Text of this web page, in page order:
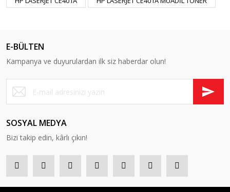
E-BÜLTEN
Kampanya ve duyurulardan ilk siz haberdar olun!
SOSYAL MEDYA
Bizi takip edin, kârlı çıkın!